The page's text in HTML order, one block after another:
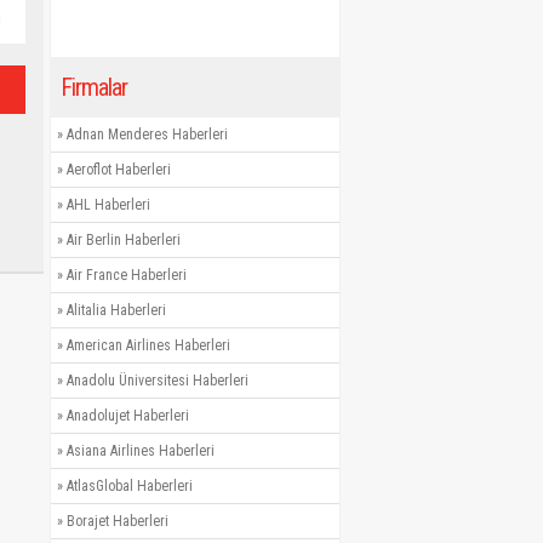
Firmalar
» Adnan Menderes Haberleri
» Aeroflot Haberleri
» AHL Haberleri
» Air Berlin Haberleri
» Air France Haberleri
» Alitalia Haberleri
» American Airlines Haberleri
» Anadolu Üniversitesi Haberleri
» Anadolujet Haberleri
» Asiana Airlines Haberleri
» AtlasGlobal Haberleri
» Borajet Haberleri